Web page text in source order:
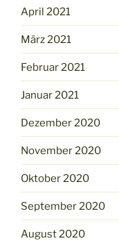
April 2021
März 2021
Februar 2021
Januar 2021
Dezember 2020
November 2020
Oktober 2020
September 2020
August 2020